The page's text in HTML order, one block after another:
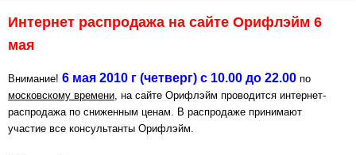
Интернет распродажа на сайте Орифлэйм 6
мая
Внимание! 6 мая 2010 г (четверг) с 10.00 до 22.00 по
московскому времени, на сайте Орифлэйм проводится интернет-
распродажа по сниженным ценам. В распродаже принимают
участие все консультанты Орифлэйм.